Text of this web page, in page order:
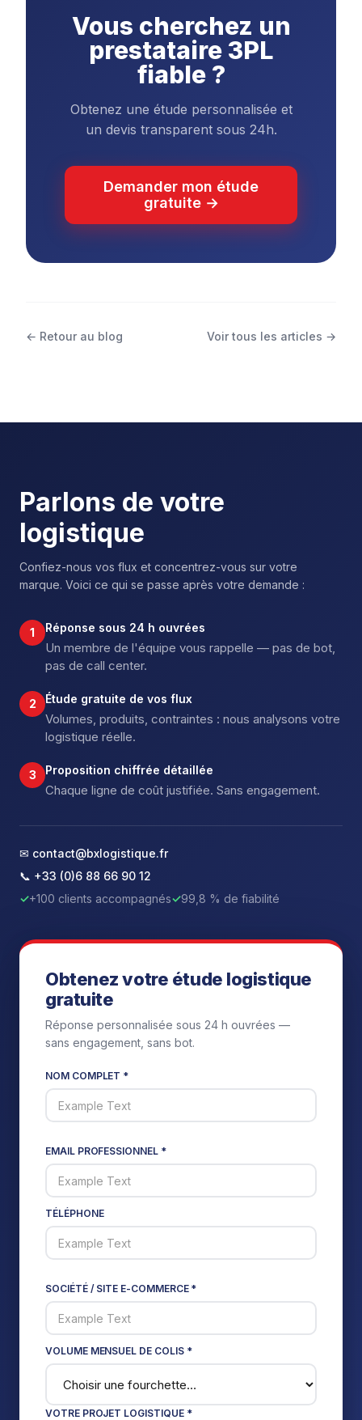
Vous cherchez un
prestataire 3PL
fiable ?
Obtenez une étude personnalisée et
un devis transparent sous 24h.
Demander mon étude
gratuite →
← Retour au blog Voir tous les articles →
Parlons de votre
logistique
Confiez-nous vos flux et concentrez-vous sur votre
marque. Voici ce qui se passe après votre demande :
1 Réponse sous 24 h ouvrées
Un membre de l'équipe vous rappelle — pas de bot,
pas de call center.
2 Étude gratuite de vos flux
Volumes, produits, contraintes : nous analysons votre
logistique réelle.
3 Proposition chiffrée détaillée
Chaque ligne de coût justifiée. Sans engagement.
✉ contact@bxlogistique.fr
📞 +33 (0)6 88 66 90 12
✓+100 clients accompagnés✓99,8 % de fiabilité
Obtenez votre étude logistique
gratuite
Réponse personnalisée sous 24 h ouvrées —
sans engagement, sans bot.
NOM COMPLET *
EMAIL PROFESSIONNEL *
TÉLÉPHONE
SOCIÉTÉ / SITE E-COMMERCE *
VOLUME MENSUEL DE COLIS *
VOTRE PROJET LOGISTIQUE *